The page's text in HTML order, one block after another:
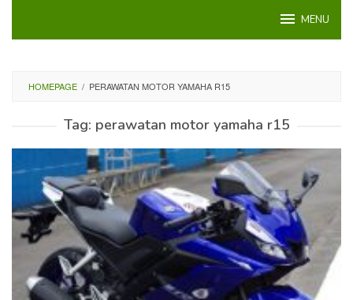
MENU
HOMEPAGE / PERAWATAN MOTOR YAMAHA R15
Tag: perawatan motor yamaha r15